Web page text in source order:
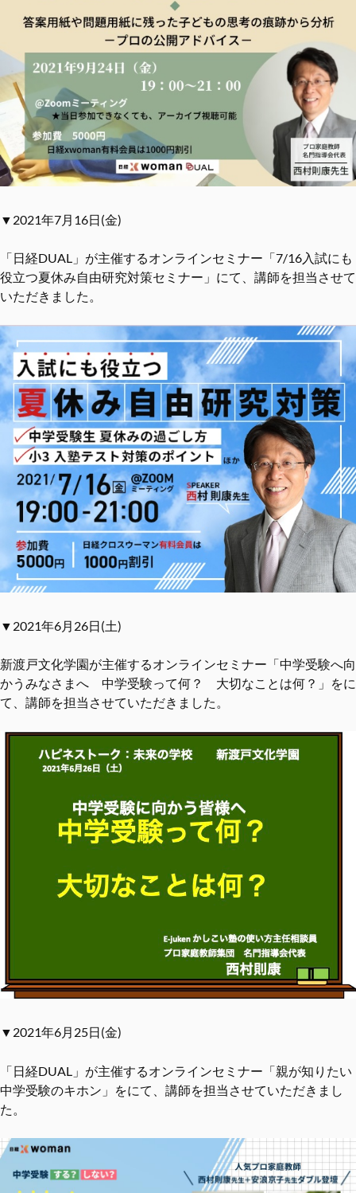
▼2021年7月16日(金)
「日経DUAL」が主催するオンラインセミナー「7/16入試にも
役立つ夏休み自由研究対策セミナー」にて、講師を担当させて
いただきました。
▼2021年6月26日(土)
新渡戸文化学園が主催するオンラインセミナー「中学受験へ向
かうみなさまへ 中学受験って何？ 大切なことは何？」をに
て、講師を担当させていただきました。
▼2021年6月25日(金)
「日経DUAL」が主催するオンラインセミナー「親が知りたい
中学受験のキホン」をにて、講師を担当させていただきまし
た。